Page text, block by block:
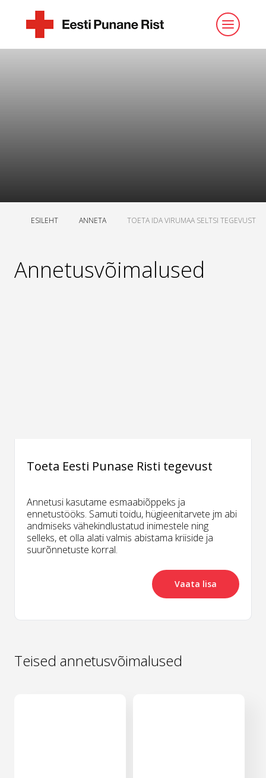
ESILEHT ANNETA TOETA IDA VIRUMAA SELTSI TEGEVUST
Annetusvõimalused
Toeta Eesti Punase Risti tegevust
Annetusi kasutame esmaabiõppeks ja
ennetustööks. Samuti toidu, hügieenitarvete jm abi
andmiseks vähekindlustatud inimestele ning
selleks, et olla alati valmis abistama kriiside ja
suurõnnetuste korral.
Vaata lisa
Teised annetusvõimalused